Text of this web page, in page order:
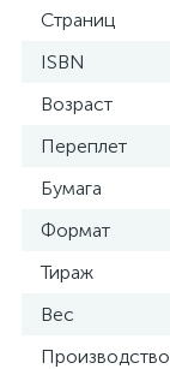
Страниц
ISBN
Возраст
Переплет
Бумага
Формат
Тираж
Вес
Производство